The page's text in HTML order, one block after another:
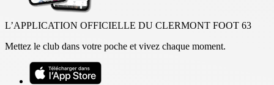
L’APPLICATION OFFICIELLE DU CLERMONT FOOT 63
Mettez le club dans votre poche et vivez chaque moment.